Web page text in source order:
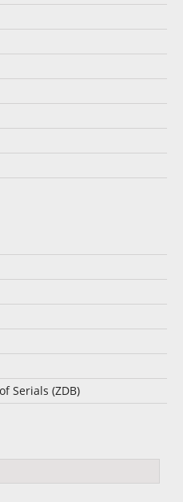
Serials (ZDB)